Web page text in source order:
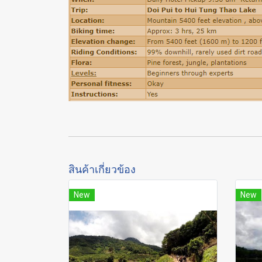
สินค้าเกี่ยวข้อง
New New